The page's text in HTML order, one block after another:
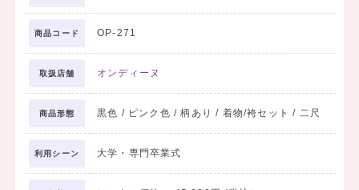
商品コード OP-271
取扱店舗 オンディーヌ
商品形態 黒色 / ピンク色 / 柄あり / 着物/袴セット / 二尺
利用シーン 大学・専門卒業式